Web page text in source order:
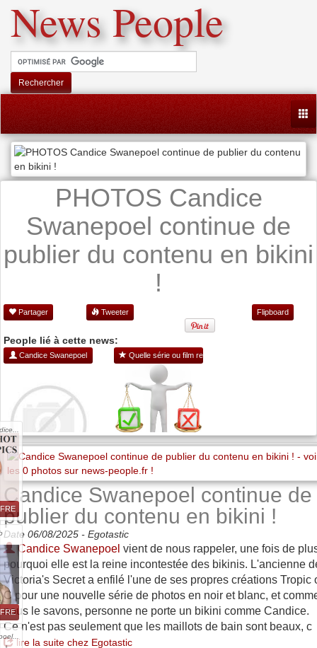
News People
Rechercher
PHOTOS Candice
Swanepoel continue de
publier du contenu en bikini
!
Partager Tweeter Flipboard
People lié à cette news:
Candice Swanepoel Quelle série ou film regarder ?
Candice Swanepoel continue de
publier du contenu en bikini !
Date 06/08/2025 - Egotastic
Candice Swanepoel vient de nous rappeler, une fois de
pourquoi elle est la reine incontestée des bikinis. L'ancienne
Victoria's Secret a enfilé l'une de ses propres créations Tropic
C pour une nouvelle série de photos en noir et blanc, et
nous le savons, personne ne porte un bikini comme Candice.
Ce n'est pas seulement que les maillots de bain sont beaux, c
lire la suite chez Egotastic